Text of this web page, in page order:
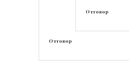
Отговор
Отговор